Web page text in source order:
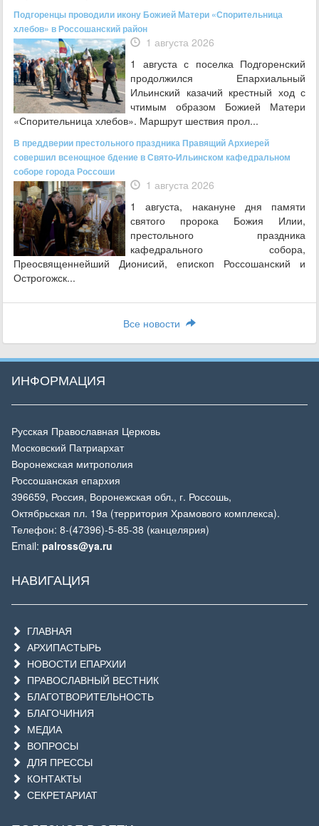
Подгоренцы проводили икону Божией Матери «Спорительница
хлебов» в Россошанский район
1 августа 2026
1 августа с поселка Подгоренский
продолжился Епархиальный
Ильинский казачий крестный ход с
чтимым образом Божией Матери
«Спорительница хлебов». Маршрут шествия прол...
В преддверии престольного праздника Правящий Архиерей
совершил всенощное бдение в Свято-Ильинском кафедральном
соборе города Россоши
1 августа 2026
1 августа, накануне дня памяти
святого пророка Божия Илии,
престольного праздника
кафедрального собора,
Преосвященнейший Дионисий, епископ Россошанский и
Острогожск...
Все новости
ИНФОРМАЦИЯ
Русская Православная Церковь
Московский Патриархат
Воронежская митрополия
Россошанская епархия
396659, Россия, Воронежская обл., г. Россошь,
Октябрьская пл. 19а (территория Храмового комплекса).
Телефон: 8-(47396)-5-85-38 (канцелярия)
Email: palross@ya.ru
НАВИГАЦИЯ
ГЛАВНАЯ
АРХИПАСТЫРЬ
НОВОСТИ ЕПАРХИИ
ПРАВОСЛАВНЫЙ ВЕСТНИК
БЛАГОТВОРИТЕЛЬНОСТЬ
БЛАГОЧИНИЯ
МЕДИА
ВОПРОСЫ
ДЛЯ ПРЕССЫ
КОНТАКТЫ
СЕКРЕТАРИАТ